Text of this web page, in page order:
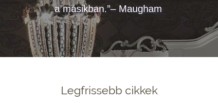
a másikban.”– Maugham
Legfrissebb cikkek